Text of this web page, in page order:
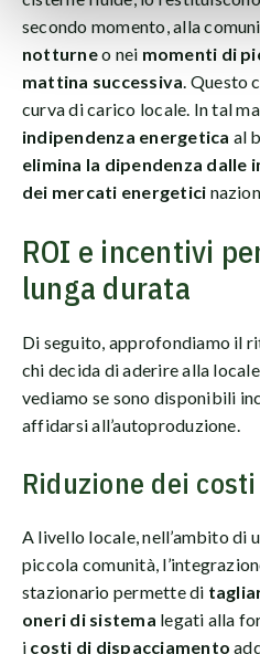
secondo momento, alla
notturneo nei momenti di
mattina successiva. Questo
curva di carico locale. In tal
indipendenza energetica al
elimina la dipendenza
dei mercati energetici
ROI e incentivi
lunga durata
Di seguito, approfondiamo il
chi decida di aderire alla
vediamo se sono disponibili
affidarsi all’autoproduzione.
Riduzione dei
A livello locale, nell’ambito di
piccola comunità,
stazionario permette di
oneri di sistema legati alla
i costi di dispacciamento